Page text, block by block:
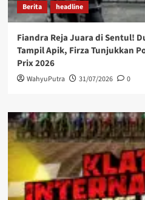
Berita headline
Fiandra Reja Juara di Sentul!
Tampil Apik, Firza Tunjukkan
Prix 2026
WahyuPutra 31/07/2026 0